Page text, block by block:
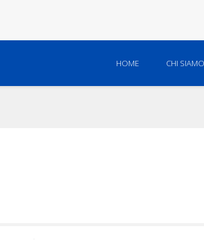
HOME CHI SIAMO